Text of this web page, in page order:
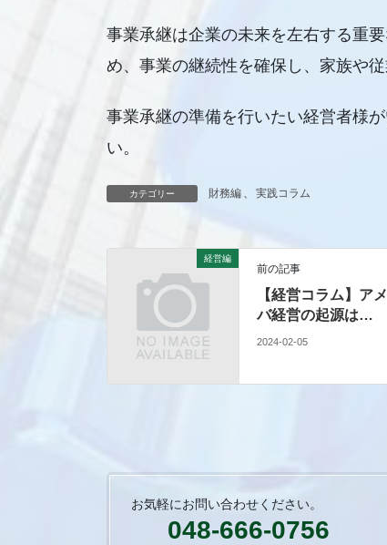
事業承継は企業の未来を左右する重
め、事業の継続性を確保し、家族や
事業承継の準備を行いたい経営者様
い。
カテゴリー 財務編 、 実践コラム
経営編
前の記事
【経営コラム】ア
バ経営の起源は…
2024-02-05
お気軽にお問い合わせください。
048-666-0756